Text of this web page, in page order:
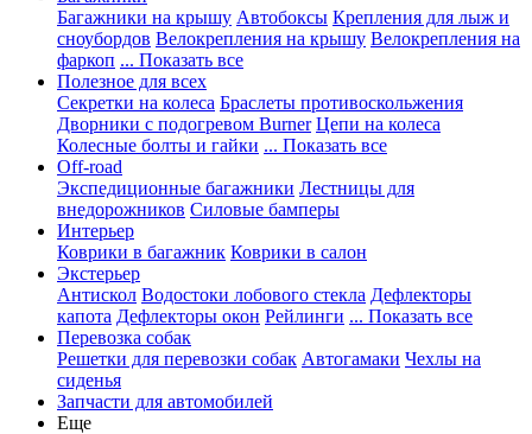
Багажники на крышу Автобоксы Крепления для лыж и
сноубордов Велокрепления на крышу Велокрепления на
фаркоп ... Показать все
Полезное для всех
Секретки на колеса Браслеты противоскольжения
Дворники с подогревом Burner Цепи на колеса
Колесные болты и гайки ... Показать все
Off-road
Экспедиционные багажники Лестницы для
внедорожников Силовые бамперы
Интерьер
Коврики в багажник Коврики в салон
Экстерьер
Антискол Водостоки лобового стекла Дефлекторы
капота Дефлекторы окон Рейлинги ... Показать все
Перевозка собак
Решетки для перевозки собак Автогамаки Чехлы на
сиденья
Запчасти для автомобилей
Еще